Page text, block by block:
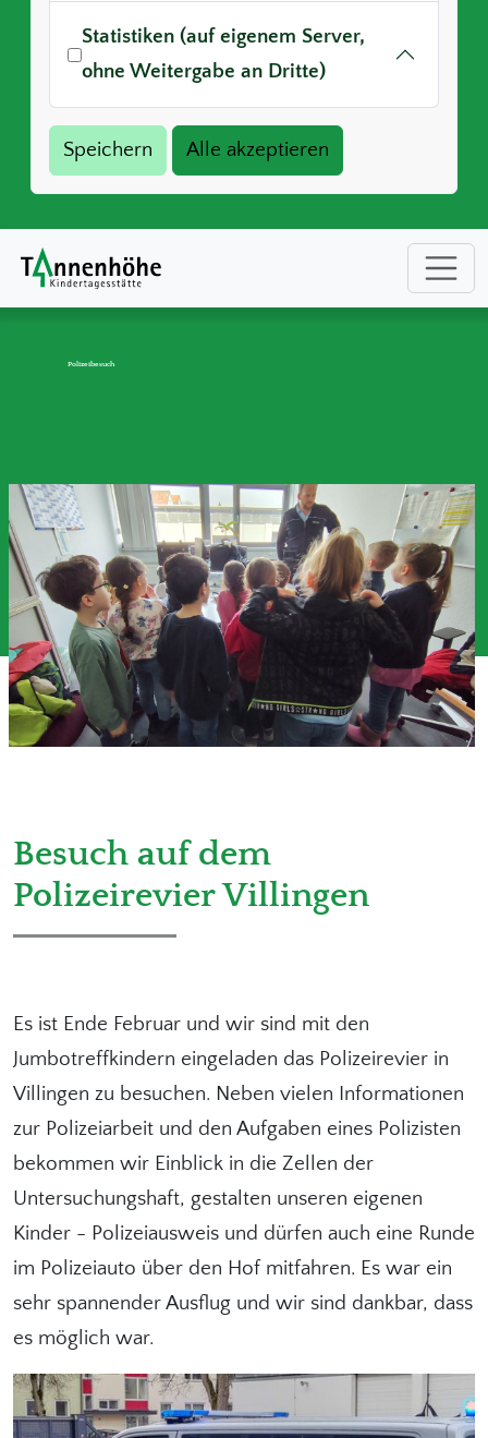
Statistiken (auf eigenem Server,
ohne Weitergabe an Dritte)
Polizeibesuch
Besuch auf dem
Polizeirevier Villingen
Es ist Ende Februar und wir sind mit den
Jumbotreffkindern eingeladen das Polizeirevier in
Villingen zu besuchen. Neben vielen Informationen
zur Polizeiarbeit und den Aufgaben eines Polizisten
bekommen wir Einblick in die Zellen der
Untersuchungshaft, gestalten unseren eigenen
Kinder - Polizeiausweis und dürfen auch eine Runde
im Polizeiauto über den Hof mitfahren. Es war ein
sehr spannender Ausflug und wir sind dankbar, dass
es möglich war.